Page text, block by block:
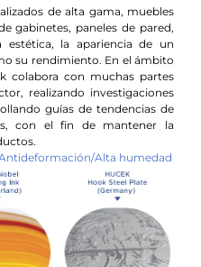
de alta gama, muebles
gabinetes, paneles de pared,
la apariencia de un
su rendimiento. En el ámbito
colabora con muchas partes
realizando investigaciones
guías de tendencias de
con el fin de mantener la
Alta humedad